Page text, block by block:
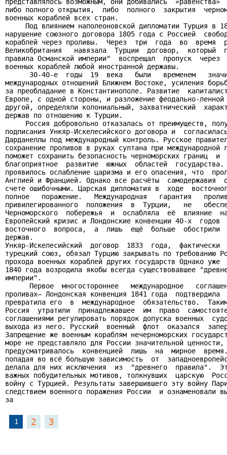
либо полного открытия,  либо  полного  закрытия
военных кораблей всех стран.
Под влиянием наполеоновской дипломатии Турция в
нарушение союзного договора 1805 года с Россией
кораблей через проливы.  Через  три  года  во  время
Великобритания   навязала  Турции  договор,  который
правила Османской империи"  воспрещал  пропуск  через
военных кораблей любой иностранной державы.
30-40-е  годы  19  века   были   временем
международных отношений Ближнем Востоке, усиления
за преобладание в Константинополе. Развитие
Европе, с одной стороны, и разложение феодально-
другой, определяли колониальный, захватнический
держав по отношению к Турции.
Россия добровольно отказалась от преимуществ,
подписания Ункяр-Искелесийского договора и
Дарданеллы под международный контроль. Русское
сохранение проливов в руках султана при
поможет сохранить безопасность черноморских границ
благоприятное  развитие  южных  областей
проявилось ослабление царизма и его опасения, что
Англией и Францией. Однако все расчёты  самодержавия
счете ошибочными. Царская дипломатия в  ходе
полное   поражение.   Международная   гарантия
привилегированного  положения  в  Турции,   не
Черноморского  побережья  и  ослабляла  её  влияние
Европейский кризис и Лондонские конвенции 40-х
восточного  вопроса,  а  лишь  ещё  больше  обострили
держав.
Ункяр-Искелесийский  договор  1833  года,  фактически
турецкий союз, обязал Турцию закрывать по требованию
прохода военных кораблей других государств Однако уже
1840 года возродила якобы всегда существовавшее
империи".
Первое  многостороннее   международное
проливах— Лондонская конвенция 1841 года
превратила его  в  международное  обязательство.
Россия  утратили  принадлежавшее  им  право
соглашениями регулировать порядок допуска военных
выхода из него. Русский  военный  флот  оказался
Запрещение же военным кораблям нечерноморских
море не представляло для России значительной
предусматривалось  конвенцией  лишь  на  мирное
попадая во всё большую зависимость  от
делала для них исключения  из  "древнего  правила".
важных побудительных мотивов, толкнувших  царскую
войну с Турцией. Результаты завершившего эту войну
следствием военного поражения России  и ознаменовали
за
1 2 3